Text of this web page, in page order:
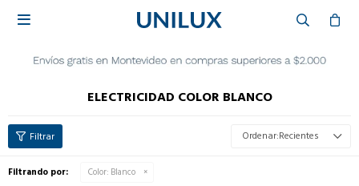

ELECTRICIDAD COLOR BLANCO
Recientes
Filtrando por: Color: Blanco